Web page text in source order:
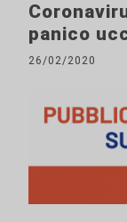
panico
26/02/2020